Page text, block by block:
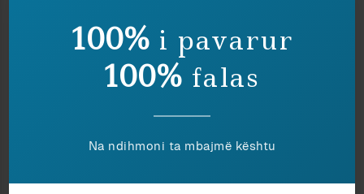
mire ai koalicion qe e pranon, humb padyshim
zgjedhjet, si nje e nje qe bejne dy.
Une problemin do e shihja te ketille, a mund t’i
imponoje nje pakice e vogel, ndryshime
thellesore identitare nje shumice, per hir te
Teoria e ekonomise boterore kerkon nje tabula
100% i pavarur
100% falas
Na ndihmoni ta mbajmë kështu